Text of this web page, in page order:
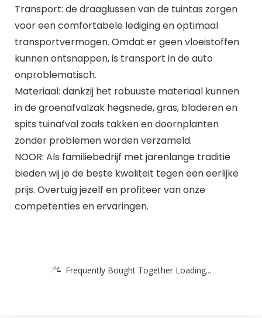
Transport: de draaglussen van de tuintas zorgen
voor een comfortabele lediging en optimaal
transportvermogen. Omdat er geen vloeistoffen
kunnen ontsnappen, is transport in de auto
onproblematisch.
Materiaal: dankzij het robuuste materiaal kunnen
in de groenafvalzak hegsnede, gras, bladeren en
spits tuinafval zoals takken en doornplanten
zonder problemen worden verzameld.
NOOR: Als familiebedrijf met jarenlange traditie
bieden wij je de beste kwaliteit tegen een eerlijke
prijs. Overtuig jezelf en profiteer van onze
competenties en ervaringen.
Frequently Bought Together Loading...